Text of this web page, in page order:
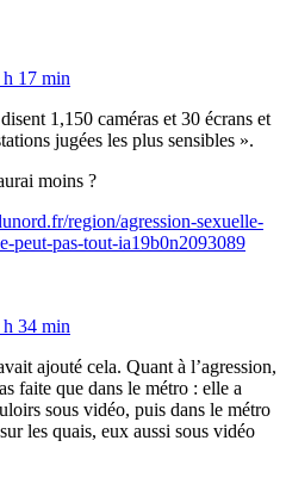
17 min
1,150 caméras et 30 écrans et
jugées les plus sensibles ».
moins ?
region/agression-sexuelle-
peut-pas-tout-ia19b0n2093089
34 min
ajouté cela. Quant à l’agression,
faite que dans le métro : elle a
sous vidéo, puis dans le métro
les quais, eux aussi sous vidéo